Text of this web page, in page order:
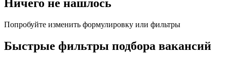
Ничего не нашлось
Попробуйте изменить формулировку или фильтры
Быстрые фильтры подбора вакансий